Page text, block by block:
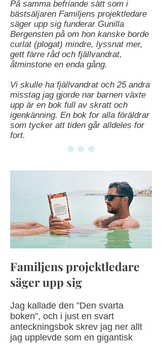
Familjens projektledare
säger upp sig
Jag kallade den ”Den svarta
boken”, och i just en svart
anteckningsbok skrev jag ner allt
jag upplevde som en gigantisk
På samma befriande sätt som i
bästsäljaren Familjens projektledare
säger upp sig funderar Gunilla
Bergensten på om hon kanske borde
curlat (plogat) mindre, lyssnat mer,
gett färre råd och fjällvandrat,
åtminstone en enda gång.
Vi skulle ha fjällvandrat och 25 andra
misstag jag gjorde nar barnen växte
upp är en bok full av skratt och
igenkänning. En bok for alla föräldrar
som tycker att tiden går alldeles for
fort.